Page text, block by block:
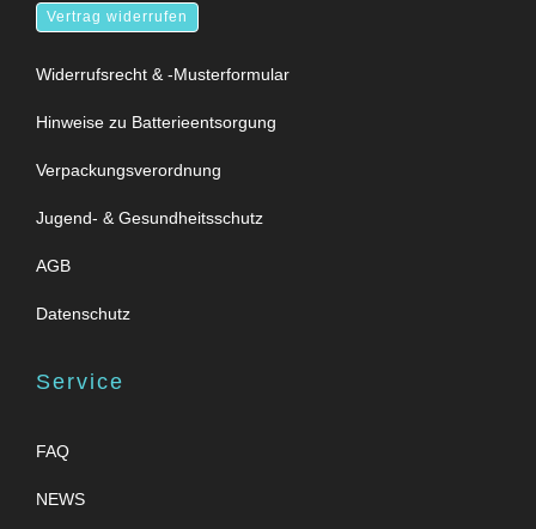
Vertrag widerrufen
Widerrufsrecht & -Musterformular
Hinweise zu Batterieentsorgung
Verpackungsverordnung
Jugend- & Gesundheitsschutz
AGB
Datenschutz
Service
FAQ
NEWS